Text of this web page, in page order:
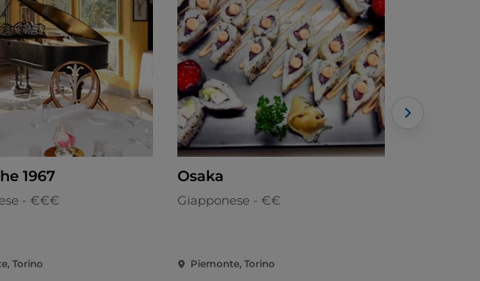
1967
- €€€
Torino
Osaka
Giapponese - €€
Piemonte, Torino